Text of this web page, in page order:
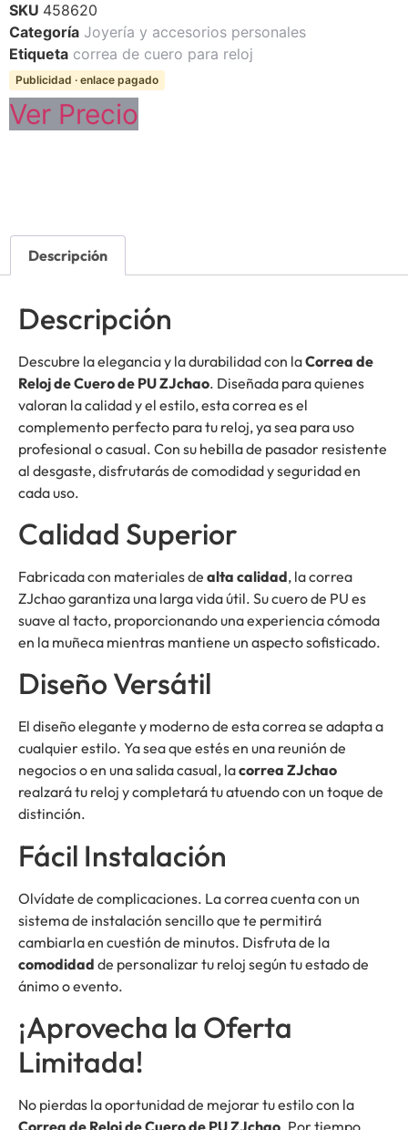
SKU 458620
Categoría Joyería y accesorios personales
Etiqueta correa de cuero para reloj
Publicidad · enlace pagado
Ver Precio
Descripción
Descripción
Descubre la elegancia y la durabilidad con laCorrea de
Reloj de Cuero de PU ZJchao. Diseñada para quienes
valoran la calidad y el estilo, esta correa es el
complemento perfecto para tu reloj, ya sea para uso
profesional o casual. Con su hebilla de pasador resistente
al desgaste, disfrutarás de comodidad y seguridad en
cada uso.
Calidad Superior
Fabricada con materiales de alta calidad, la correa
ZJchao garantiza una larga vida útil. Su cuero de PU es
suave al tacto, proporcionando una experiencia cómoda
en la muñeca mientras mantiene un aspecto sofisticado.
Diseño Versátil
El diseño elegante y moderno de esta correa se adapta a
cualquier estilo. Ya sea que estés en una reunión de
negocios o en una salida casual, lacorrea ZJchao
realzará tu reloj y completará tu atuendo con un toque de
distinción.
Fácil Instalación
Olvídate de complicaciones. La correa cuenta con un
sistema de instalación sencillo que te permitirá
cambiarla en cuestión de minutos. Disfruta de la
comodidad de personalizar tu reloj según tu estado de
ánimo o evento.
¡Aprovecha la Oferta
Limitada!
No pierdas la oportunidad de mejorar tu estilo con la